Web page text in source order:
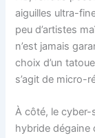
aiguilles ultra-
peu d’artistes
n’est jamais
choix d’un
s’agit de micro-
À côté, le cyber-
hybride dégaine